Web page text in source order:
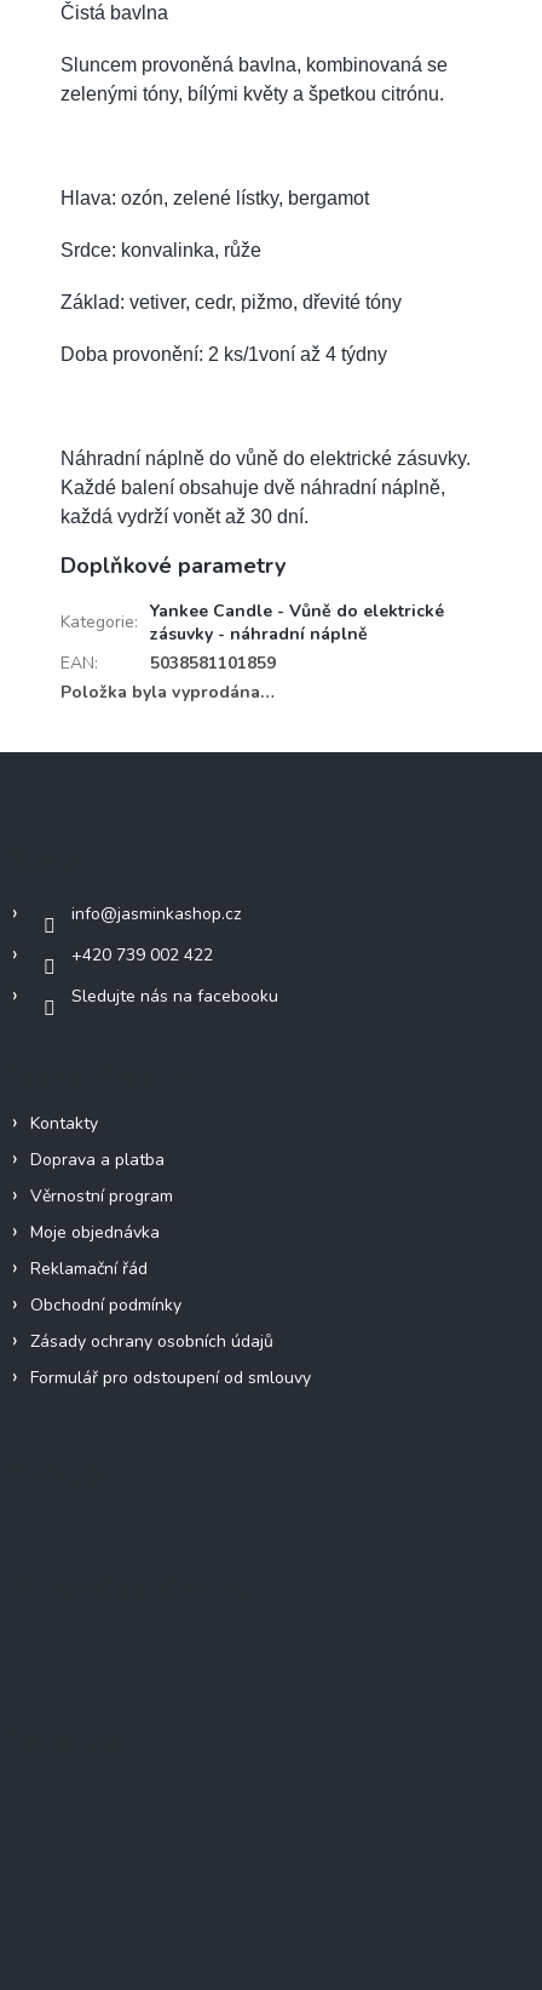
Čistá bavlna
Sluncem provoněná bavlna, kombinovaná se
zelenými tóny, bílými květy a špetkou citrónu.
Hlava: ozón, zelené lístky, bergamot
Srdce: konvalinka, růže
Základ: vetiver, cedr, pižmo, dřevité tóny
Doba provonění: 2 ks/1voní až 4 týdny
Náhradní náplně do vůně do elektrické zásuvky.
Každé balení obsahuje dvě náhradní náplně,
každá vydrží vonět až 30 dní.
Doplňkové parametry
Kategorie: Yankee Candle - Vůně do elektrické
zásuvky - náhradní náplně
EAN:
5038581101859
Položka byla vyprodána…
info@jasminkashop.cz
+420 739 002 422
Sledujte nás na facebooku
Kontakty
Doprava a platba
Věrnostní program
Moje objednávka
Reklamační řád
Obchodní podmínky
Zásady ochrany osobních údajů
Formulář pro odstoupení od smlouvy